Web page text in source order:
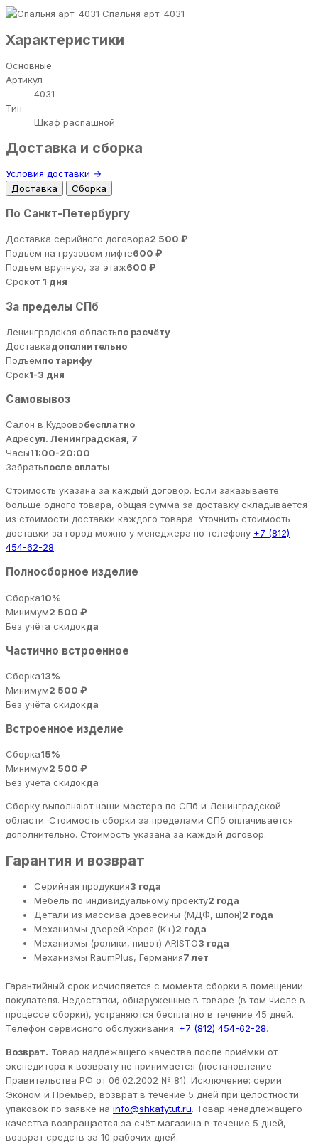
Спальня арт. 4031
Характеристики
Основные
Артикул
4031
Тип
Шкаф распашной
Доставка и сборка
Условия доставки →
Доставка
Сборка
По Санкт-Петербургу
Доставка серийного договора2 500 ₽
Подъём на грузовом лифте600 ₽
Подъём вручную, за этаж600 ₽
Срокот 1 дня
За пределы СПб
Ленинградская областьпо расчёту
Доставкадополнительно
Подъёмпо тарифу
Срок1-3 дня
Самовывоз
Салон в Кудровобесплатно
Адресул. Ленинградская, 7
Часы11:00-20:00
Забратьпосле оплаты
Стоимость указана за каждый договор. Если заказываете
больше одного товара, общая сумма за доставку складывается
из стоимости доставки каждого товара. Уточнить стоимость
доставки за город можно у менеджера по телефону +7 (812)
454-62-28.
Полносборное изделие
Сборка10%
Минимум2 500 ₽
Без учёта скидокда
Частично встроенное
Сборка13%
Минимум2 500 ₽
Без учёта скидокда
Встроенное изделие
Сборка15%
Минимум2 500 ₽
Без учёта скидокда
Сборку выполняют наши мастера по СПб и Ленинградской
области. Стоимость сборки за пределами СПб оплачивается
дополнительно. Стоимость указана за каждый договор.
Гарантия и возврат
Серийная продукция3 года
Мебель по индивидуальному проекту2 года
Детали из массива древесины (МДФ, шпон)2 года
Механизмы дверей Корея (К+)2 года
Механизмы (ролики, пивот) ARISTO3 года
Механизмы RaumPlus, Германия7 лет
Гарантийный срок исчисляется с момента сборки в помещении
покупателя. Недостатки, обнаруженные в товаре (в том числе в
процессе сборки), устраняются бесплатно в течение 45 дней.
Телефон сервисного обслуживания: +7 (812) 454-62-28.
Возврат. Товар надлежащего качества после приёмки от
экспедитора к возврату не принимается (постановление
Правительства РФ от 06.02.2002 № 81). Исключение: серии
Эконом и Премьер, возврат в течение 5 дней при целостности
упаковок по заявке на info@shkafytut.ru. Товар ненадлежащего
качества возвращается за счёт магазина в течение 5 дней,
возврат средств за 10 рабочих дней.